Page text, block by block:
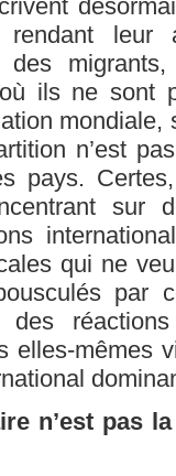
leur
des
ils ne sont
mondiale,
n’est
pays.
sur
qui ne
par
elles-mêmes
n’est pas